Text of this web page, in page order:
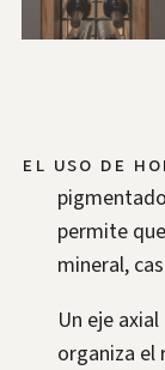
El uso de
permite
mineral,
Un eje
organiza el